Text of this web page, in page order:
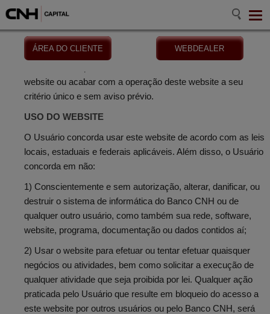
ÁREA DO CLIENTE WEBDEALER
website ou acabar com a operação deste website a seu
critério único e sem aviso prévio.
USO DO WEBSITE
O Usuário concorda usar este website de acordo com as leis
locais, estaduais e federais aplicáveis. Além disso, o Usuário
concorda em não:
1) Conscientemente e sem autorização, alterar, danificar, ou
destruir o sistema de informática do Banco CNH ou de
qualquer outro usuário, como também sua rede, software,
website, programa, documentação ou dados contidos aí;
2) Usar o website para efetuar ou tentar efetuar quaisquer
negócios ou atividades, bem como solicitar a execução de
qualquer atividade que seja proibida por lei. Qualquer ação
praticada pelo Usuário que resulte em bloqueio do acesso a
este website por outros usuários ou pelo Banco CNH, será